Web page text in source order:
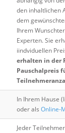
den inhaltlichen
dem
Ihrem
Experten. Sie
iindviduellen
erhalten in der
Pauschalpreis
In Ihrem Hause
oder als Online-
Jeder